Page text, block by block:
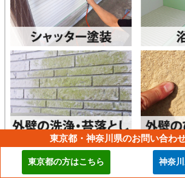
東京都・神奈川県のお問い合わ
東京都の方はこちら 神奈